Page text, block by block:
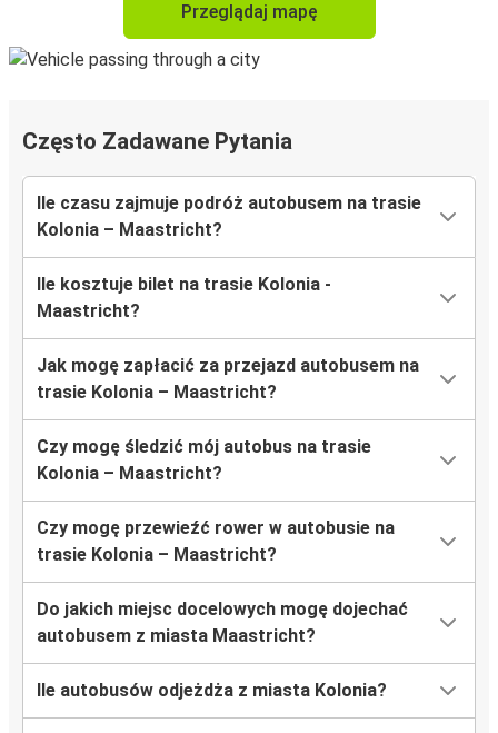
Przeglądaj mapę
Często Zadawane Pytania
Ile czasu zajmuje podróż autobusem na trasie
Kolonia – Maastricht?
Ile kosztuje bilet na trasie Kolonia -
Maastricht?
Jak mogę zapłacić za przejazd autobusem na
trasie Kolonia – Maastricht?
Czy mogę śledzić mój autobus na trasie
Kolonia – Maastricht?
Czy mogę przewieźć rower w autobusie na
trasie Kolonia – Maastricht?
Do jakich miejsc docelowych mogę dojechać
autobusem z miasta Maastricht?
Ile autobusów odjeżdża z miasta Kolonia?